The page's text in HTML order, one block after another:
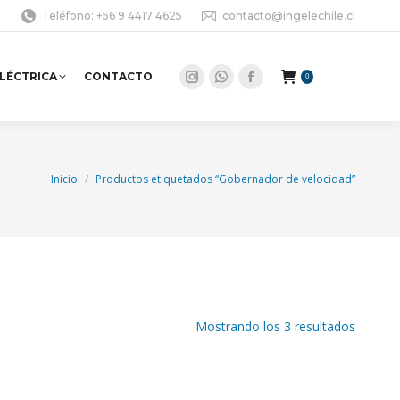
Teléfono: +56 9 4417 4625 contacto@ingelechile.cl
CONTACTO
Instagram
new
Whatsapp
new
Facebook
new
0
Estás aquí:
Inicio Productos etiquetados “Gobernador de velocidad”
Mostrando los 3 resultados